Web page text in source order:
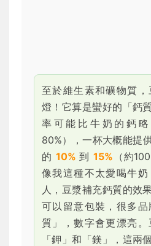
至於維生素和礦物質
燈！它算是蠻好的「鈣
率可能比牛奶的鈣
80%），一杯大概能提
的 10% 到 15% （約
像我這種不太愛喝牛
人，豆漿補充鈣質的效
可以留意包裝，很多
質」，數字會更漂亮
「鉀」和「鎂」，這兩